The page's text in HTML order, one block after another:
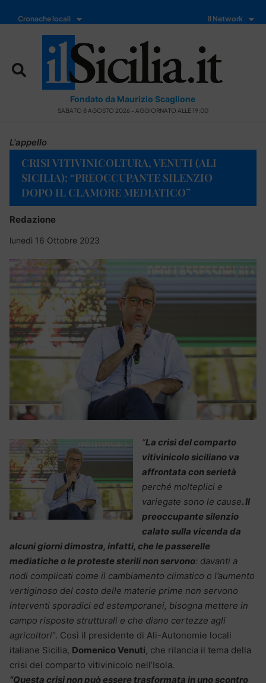
Cronache locali Il Network
Fondato da Maurizio Scaglione
SABATO 8 AGOSTO 2026 - AGGIORNATO ALLE 19:00
L'appello
CRISI VITIVINICOLTURA, VENUTI (ALI
SICILIA): “PREOCCUPANTE SILENZIO
DOPO IL CLAMORE MEDIATICO”
Redazione
lunedì 16 Ottobre 2023
“La crisi del comparto
vitivinicolo siciliano va
affrontata con serietà
perché molteplici e
variegate sono le cause. Il
preoccupante silenzio
calato sulla vicenda da
alcuni giorni dimostra, infatti, che le passerelle
mediatiche o le proteste sterili non servono: davanti a
nodi complicati come il cambiamento climatico o l’aumento
vertiginoso del costo delle materie prime non servono
interventi sporadici ed estemporanei, bisogna mettere in
campo risposte strutturali e che diano certezze agli
agricoltori“. Così il presidente di Ali-Autonomie locali
italiane Sicilia, Domenico Venuti, che rilancia il tema della
crisi del comparto vitivinicolo nell’Isola.
“Questa crisi non può essere trasformata in uno scontro